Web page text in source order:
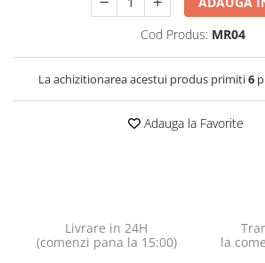
Cod Produs: MR04
La achizitionarea acestui produs primiti6
Adauga la Favorite
Livrare in 24H
(comenzi pana la 15:00)
la